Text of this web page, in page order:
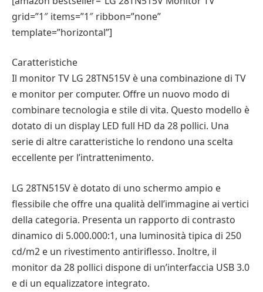
grid=”1″ items=”1″ ribbon=”none”
template=”horizontal”]
Caratteristiche
Il monitor TV LG 28TN515V è una combinazione di TV
e monitor per computer. Offre un nuovo modo di
combinare tecnologia e stile di vita. Questo modello è
dotato di un display LED full HD da 28 pollici. Una
serie di altre caratteristiche lo rendono una scelta
eccellente per l’intrattenimento.
LG 28TN515V è dotato di uno schermo ampio e
flessibile che offre una qualità dell’immagine ai vertici
della categoria. Presenta un rapporto di contrasto
dinamico di 5.000.000:1, una luminosità tipica di 250
cd/m2 e un rivestimento antiriflesso. Inoltre, il
monitor da 28 pollici dispone di un’interfaccia USB 3.0
e di un equalizzatore integrato.